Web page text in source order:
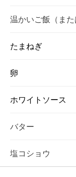
温かいご飯（また
たまねぎ
卵
ホワイトソース
バター
塩コショウ